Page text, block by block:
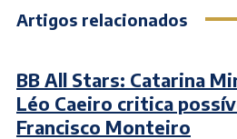
Artigos relacionados
BB All Stars: Catarina
Léo Caeiro critica
Francisco Monteiro